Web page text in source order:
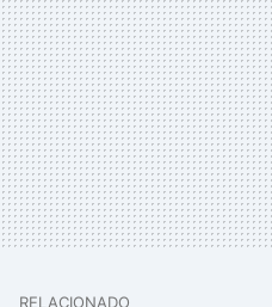
RELACIONADO